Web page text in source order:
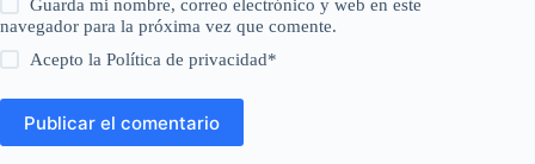
Guarda mi nombre, correo electrónico y web en este
navegador para la próxima vez que comente.
Acepto laPolítica de privacidad*
Publicar el comentario